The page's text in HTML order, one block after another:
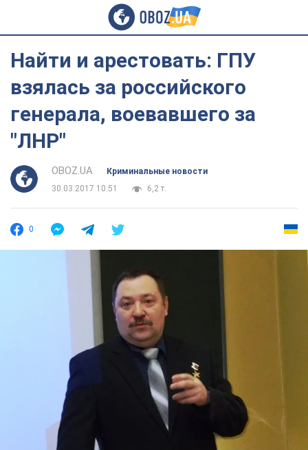
Найти и арестовать: ГПУ
взялась за российского
генерала, воевавшего за
"ЛНР"
OBOZ.UA
Криминальные новости
30.03.2017 10:51
6,2 т.
0